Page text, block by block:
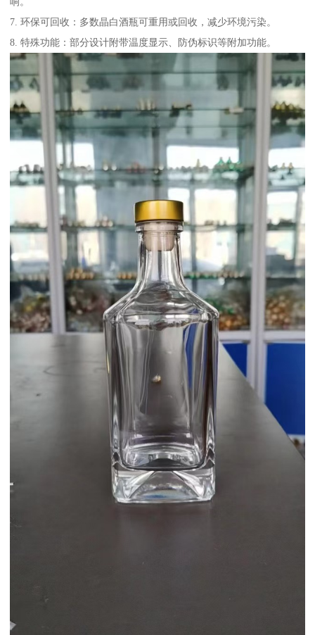
7. 环保可回收：多数晶白酒瓶可重用或回收，减少环境污染。
8. 特殊功能：部分设计附带温度显示、防伪标识等附加功能。